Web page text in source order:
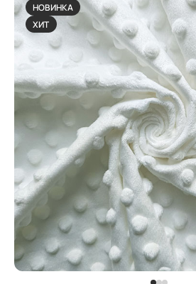
НОВИНКА
ХИТ